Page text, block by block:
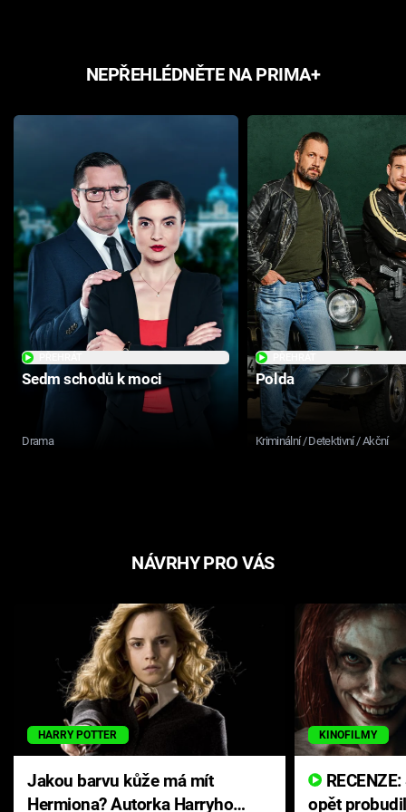
NEPŘEHLÉDNĚTE NA PRIMA+
Sedm schodů k moci
Drama
Polda
Kriminální / Detektivní / Akční
NÁVRHY PRO VÁS
HARRY POTTER
Jakou barvu kůže má mít
Hermiona? Autorka Harryho
KINOFILMY
opět